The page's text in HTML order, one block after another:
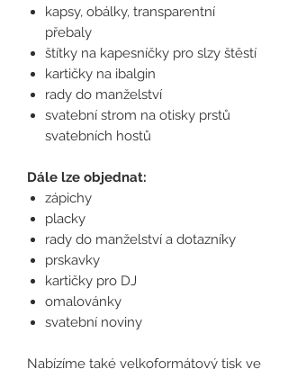
kapsy, obálky, transparentní
přebaly
štítky na kapesníčky pro slzy štěstí
kartičky na ibalgin
rady do manželství
svatební strom na otisky prstů
svatebních hostů
Dále lze objednat:
zápichy
placky
rady do manželství a dotazníky
prskavky
kartičky pro DJ
omalovánky
svatební noviny
Nabízíme také velkoformátový tisk ve